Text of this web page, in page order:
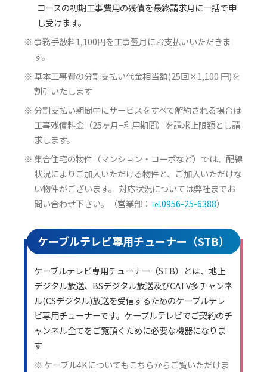
コースの初期工事費用の残債を最終請求月に一括で申
し受けます。
事務手数料1,100円を工事翌月にお支払いいただきま
す。
基本工事費の分割支払い代金相当額(25回×1,100 円)を
割引いたします
分割支払い期間中にサービスをすべて解約される場合は
工事残債料金（25ヶ月−利用期間）を請求上限額とし請
求します。
集合住宅の物件（マンション・コーポなど）では、配線
状況によりご加入いただける物件と、ご加入いただけな
い物件がございます。 対応状況については弊社までお
問い合わせ下さい。（営業部：
0956-25-6388）
ケーブルテレビ専用チューナー（STB）
ケーブルテレビ専用チューナー（STB）とは、地上
デジタル放送、BSデジタル放送及びCATV多チャンネ
ル(CSデジタル)放送を受信するためのケーブルテレ
ビ専用チューナーです。ケーブルテレビでご契約のチ
ャンネル全てをご覧頂くために必要な機器になりま
す
ケーブル4Kについてもこちらからご覧いただけま